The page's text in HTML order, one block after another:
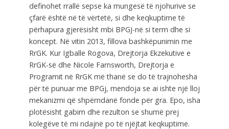
definohet rrallë sepse ka mungesë të njohurive se
çfarë është në të vërtetë, si dhe keqkuptime të
përhapura gjerësisht mbi BPGJ-në si term dhe si
koncept. Në vitin 2013, fillova bashkëpunimin me
RrGK. Kur Igballe Rogova, Drejtorja Ekzekutive e
RrGK-së dhe Nicole Farnsworth, Drejtorja e
Programit në RrGK më thanë se do të trajnohesha
për të punuar me BPGj, mendoja se ai ishte një lloj
mekanizmi që shpërndanë fonde për gra. Epo, isha
plotësisht gabim dhe rezulton se shumë prej
kolegëve të mi ndajnë po të njëjtat keqkuptime.